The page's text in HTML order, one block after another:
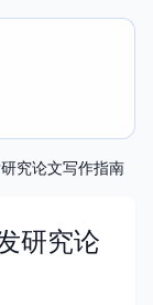
究论文写作指南
研究论